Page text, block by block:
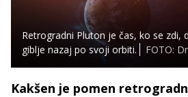
Retrogradni Pluton je čas, ko se zdi,
giblje nazaj po svoji orbiti.
FOTO:
Kakšen je pomen